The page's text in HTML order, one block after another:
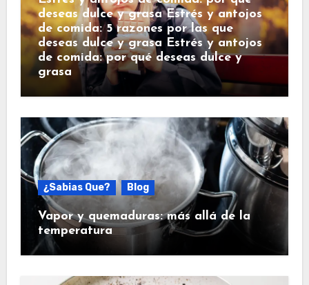
deseas dulce y grasa Estrés y antojos
de comida: 5 razones por las que
deseas dulce y grasa Estrés y antojos
de comida: por qué deseas dulce y
grasa
¿Sabias Que? Blog
Vapor y quemaduras: más allá de la
temperatura